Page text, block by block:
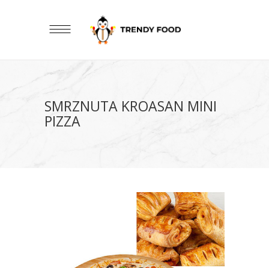
SMRZNUTA KROASAN MINI
PIZZA